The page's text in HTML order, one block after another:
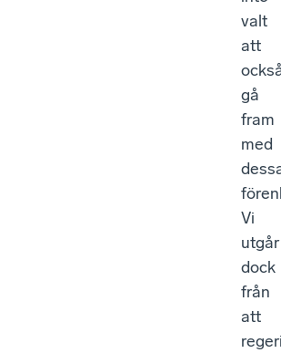
valt
att
gå
fram
med
Vi
utgår
dock
från
att